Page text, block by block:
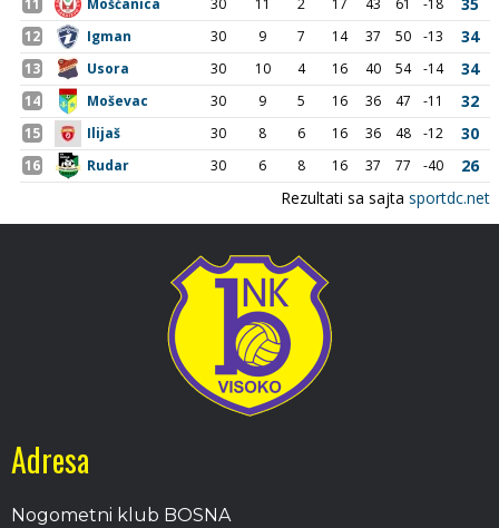
Adresa
Nogometni klub BOSNA